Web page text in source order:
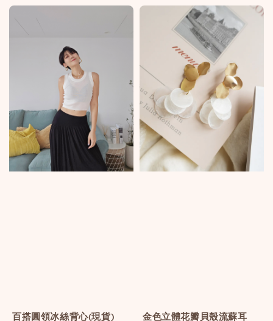
百搭圓領冰絲背心(現貨)
金色立體花瓣貝殼流蘇耳